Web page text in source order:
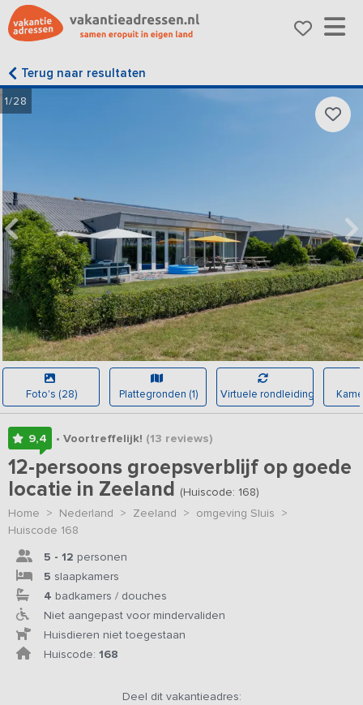
Terug naar resultaten
1/28
Foto's (28) Plattegronden (1) Virtuele rondleiding
9,4 • Voortreffelijk! (13 reviews)
12-persoons groepsverblijf op goede
locatie in Zeeland (Huiscode: 168)
Home > Nederland > Zeeland > omgeving Sluis >
Huiscode 168
5 - 12 personen
5 slaapkamers
4 badkamers / douches
Niet aangepast voor mindervaliden
Huisdieren niet toegestaan
Huiscode: 168
Deel dit vakantieadres: